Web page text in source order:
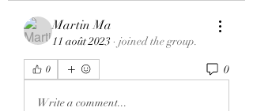
Martin Ma
11 août 2023 · joined the group.
0 0
Write a comment...